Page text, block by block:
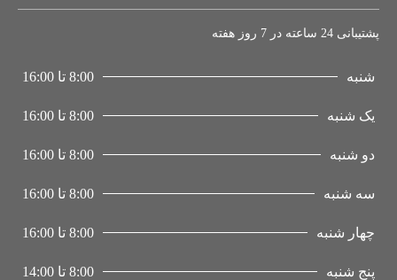
پشتیبانی 24 ساعته در 7 روز هفته
شنبه 8:00 تا 16:00
یک شنبه 8:00 تا 16:00
دو شنبه 8:00 تا 16:00
سه شنبه 8:00 تا 16:00
چهار شنبه 8:00 تا 16:00
پنج شنبه 8:00 تا 14:00